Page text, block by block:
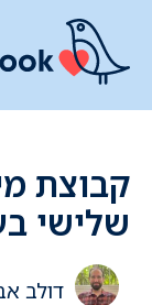
שלישי
דולב